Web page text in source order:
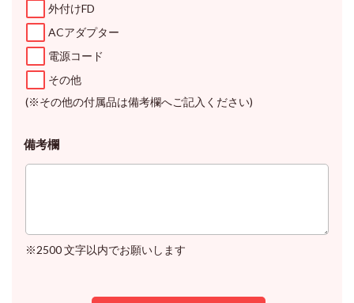
外付けFD
ACアダプター
電源コード
その他
(※その他の付属品は備考欄へご記入ください)
備考欄
※2500 文字以内でお願いします